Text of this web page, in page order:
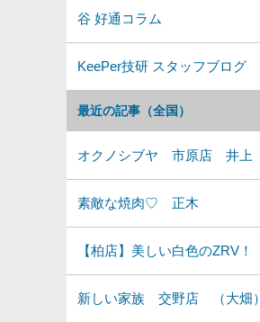
最近の記事（全国）
オクノシブヤ 市原店 井上
素敵な焼肉♡ 正木
【柏店】美しい白色のZRV！
新しい家族 交野店 （大畑）
谷 好通コラム
KeePer技研 スタッフブログ